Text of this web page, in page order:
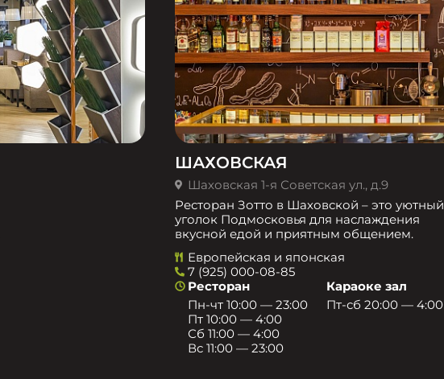
ШАХОВСКАЯ
Шаховская 1-я Советская ул., д.9
Ресторан Зотто в Шаховской – это уютный
уголок Подмосковья для наслаждения
вкусной едой и приятным общением.​
Европейская и японская
7 (925) 000-08-85
Ресторан
Пн-чт 10:00 — 23:00
Пт 10:00 — 4:00
Сб 11:00 — 4:00
Вс 11:00 — 23:00
Караоке зал
Пт-сб 20:00 — 4:00